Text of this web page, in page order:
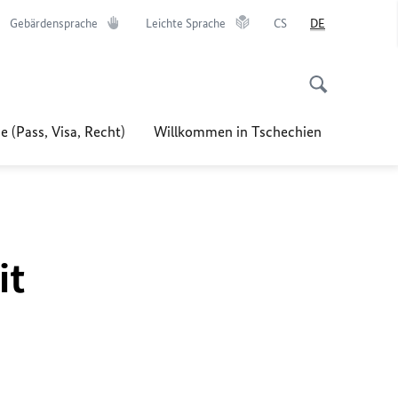
Gebärdensprache Leichte Sprache CS DE
(Pass, Visa, Recht) Willkommen in Tschechien